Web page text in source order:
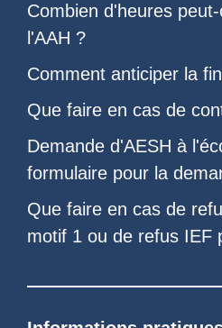
Combien d'heures
l'AAH ?
Comment anticiper la
Que faire en cas de
Demande d'AESH à
formulaire pour la
Que faire en cas de
motif 1 ou de refus IEF